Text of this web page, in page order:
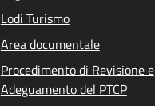
Lodi Turismo
Area documentale
Procedimento di Revisione e
Adeguamento del PTCP